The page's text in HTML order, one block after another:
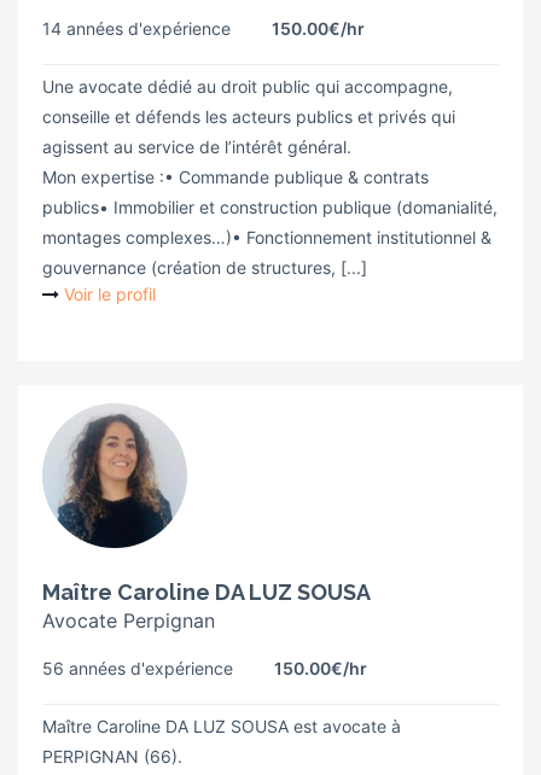
14 années d'expérience 150.00€/hr
Une avocate dédié au droit public qui accompagne,
conseille et défends les acteurs publics et privés qui
agissent au service de l’intérêt général.
Mon expertise :• Commande publique & contrats
publics• Immobilier et construction publique (domanialité,
montages complexes…)• Fonctionnement institutionnel &
gouvernance (création de structures, [...]
Voir le profil
Maître Caroline DA LUZ SOUSA
Avocate Perpignan
56 années d'expérience 150.00€/hr
Maître Caroline DA LUZ SOUSA est avocate à
PERPIGNAN (66).